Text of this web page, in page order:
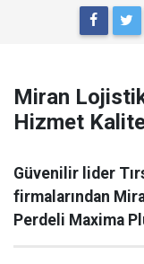
Miran
Hizmet
Güvenilir lider
firmalarından
Perdeli Maxima